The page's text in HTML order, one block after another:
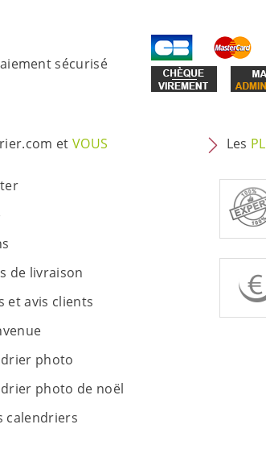
sécurisé
etVOUS
de livraison
et avis clients
photo
photo de noël
calendriers
Les